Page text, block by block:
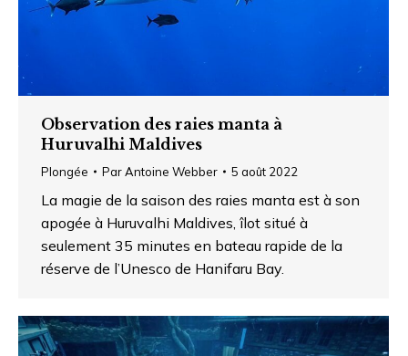
Observation des raies manta à
Huruvalhi Maldives
Plongée ParAntoine Webber 5 août 2022
La magie de la saison des raies manta est à son
apogée à Huruvalhi Maldives, îlot situé à
seulement 35 minutes en bateau rapide de la
réserve de l’Unesco de Hanifaru Bay.